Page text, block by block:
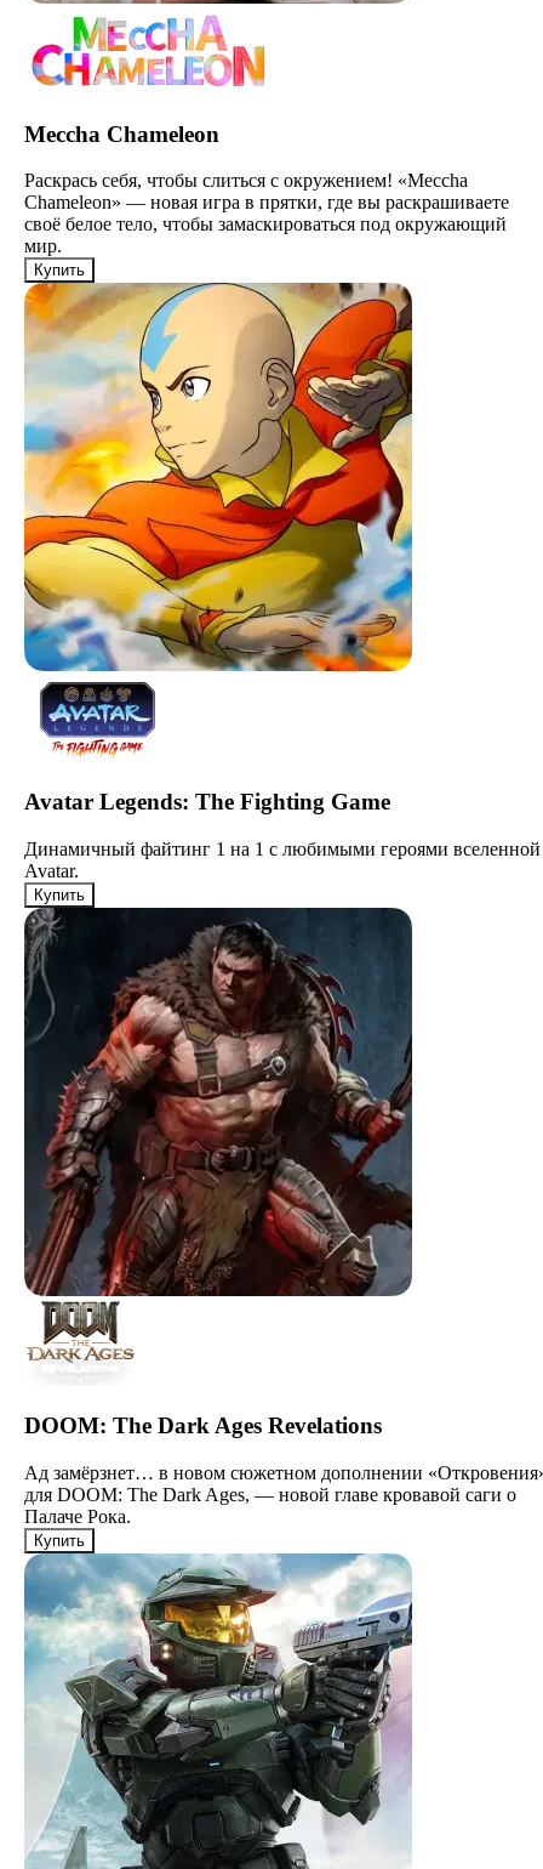
Meccha Chameleon
Раскрась себя, чтобы слиться с окружением! «Meccha
Chameleon» — новая игра в прятки, где вы раскрашиваете
своё белое тело, чтобы замаскироваться под окружающий
мир.
Купить
Avatar Legends: The Fighting Game
Динамичный файтинг 1 на 1 с любимыми героями вселенной
Avatar.
Купить
DOOM: The Dark Ages Revelations
Ад замёрзнет… в новом сюжетном дополнении
для DOOM: The Dark Ages, — новой главе кровавой саги о
Палаче Рока.
Купить